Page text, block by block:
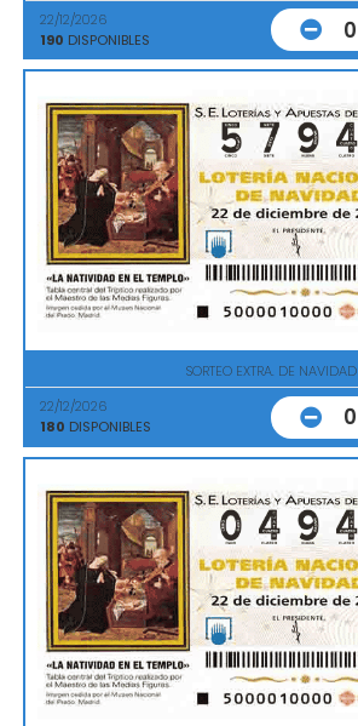
22/12/2026
190 DISPONIBLES 0
SORTEO EXTRA. DE NAVIDAD
22/12/2026
180 DISPONIBLES 0